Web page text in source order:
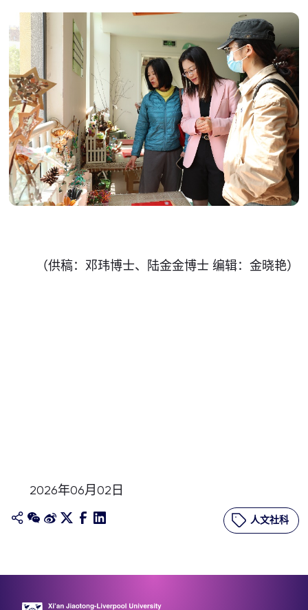
（供稿：邓玮博士、陆金金博士 编辑：金晓艳）
2026年06月02日
人文社科